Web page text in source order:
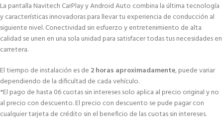
La pantalla Navitech CarPlay y Android Auto combina la última tecnología
y características innovadoras para llevar tu experiencia de conducción al
siguiente nivel. Conectividad sin esfuerzo y entretenimiento de alta
calidad se unen en una sola unidad para satisfacer todas tus necesidades en
carretera.
El tiempo de instalación es de 2 horas aproximadamente, puede variar
dependiendo de la dificultad de cada vehículo.
*El pago de hasta 06 cuotas sin intereses solo aplica al precio original y no
al precio con descuento. El precio con descuento se pude pagar con
cualquier tarjeta de crédito sin el beneficio de las cuotas sin intereses.